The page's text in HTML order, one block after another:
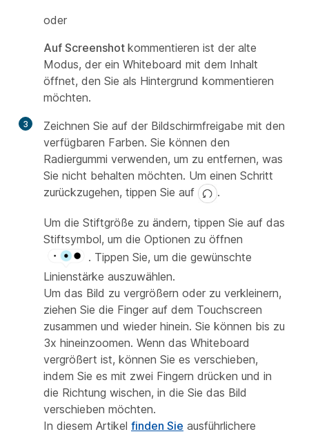
oder
Auf Screenshot kommentieren ist der alte
Modus, der ein Whiteboard mit dem Inhalt
öffnet, den Sie als Hintergrund kommentieren
möchten.
3
Zeichnen Sie auf der Bildschirmfreigabe mit den
verfügbaren Farben. Sie können den
Radiergummi verwenden, um zu entfernen, was
Sie nicht behalten möchten. Um einen Schritt
zurückzugehen, tippen Sie auf
.
Um die Stiftgröße zu ändern, tippen Sie auf das
Stiftsymbol, um die Optionen zu öffnen
. Tippen Sie, um die gewünschte
Linienstärke auszuwählen.
Um das Bild zu vergrößern oder zu verkleinern,
ziehen Sie die Finger auf dem Touchscreen
zusammen und wieder hinein. Sie können bis zu
3x hineinzoomen. Wenn das Whiteboard
vergrößert ist, können Sie es verschieben,
indem Sie es mit zwei Fingern drücken und in
die Richtung wischen, in die Sie das Bild
verschieben möchten.
In diesem Artikel finden Sie ausführlichere